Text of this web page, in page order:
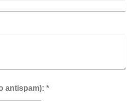
Captcha (código antispam): *